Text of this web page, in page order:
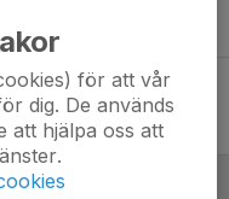
för att vår
dig. De används
att hjälpa oss att